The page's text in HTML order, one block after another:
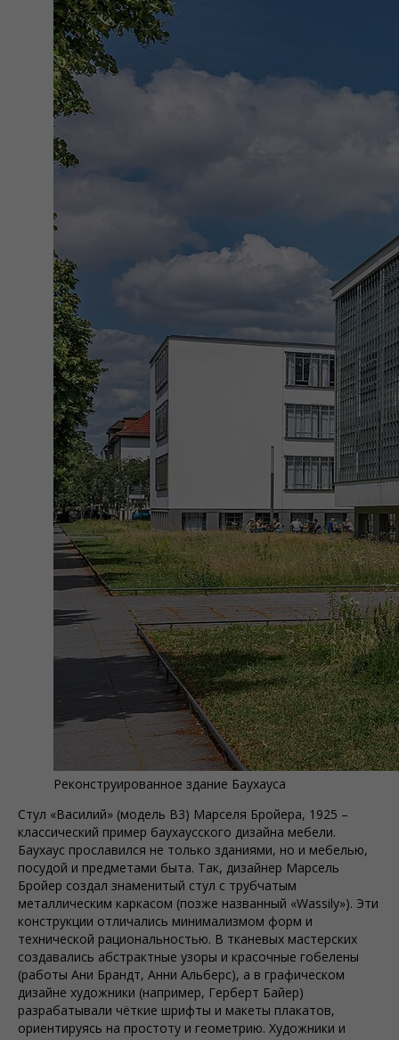
Реконструированное здание Баухауса
Стул «Василий» (модель B3) Марселя Бройера, 1925 –
классический пример баухаусского дизайна мебели.
Баухаус прославился не только зданиями, но и мебелью,
посудой и предметами быта. Так, дизайнер Марсель
Бройер создал знаменитый стул с трубчатым
металлическим каркасом (позже названный «Wassily»). Эти
конструкции отличались минимализмом форм и
технической рациональностью. В тканевых мастерских
создавались абстрактные узоры и красочные гобелены
(работы Ани Брандт, Анни Альберс), а в графическом
дизайне художники (например, Герберт Байер)
разрабатывали чёткие шрифты и макеты плакатов,
ориентируясь на простоту и геометрию. Художники и